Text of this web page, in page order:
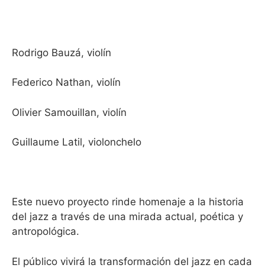
Rodrigo Bauzá, violín
Federico Nathan, violín
Olivier Samouillan, violín
Guillaume Latil, violonchelo
Este nuevo proyecto rinde homenaje a la historia
del jazz a través de una mirada actual, poética y
antropológica.
El público vivirá la transformación del jazz en cada